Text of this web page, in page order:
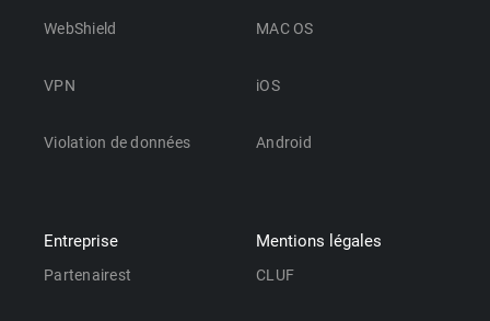
WebShield
VPN
Violation de données
MAC OS
iOS
Android
Entreprise
Partenairest
Mentions légales
CLUF